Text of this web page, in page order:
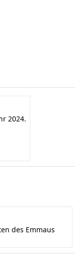
2024.
des Emmaus